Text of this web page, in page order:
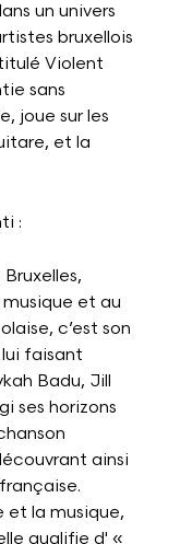
un univers
bruxellois
Violent
sans
joue sur les
et la
:
et au
c’est son
faisant
Badu, Jill
ses horizons
ainsi
et la musique,
qualifie d' «